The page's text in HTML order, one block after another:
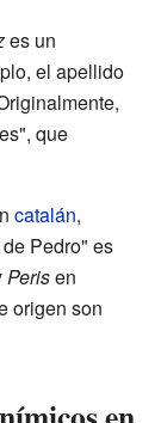
es un
el apellido
que
catalán,
Pedro" es
Perisen
origen son